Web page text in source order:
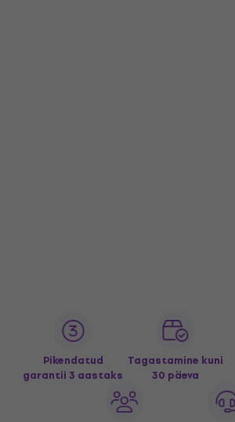
Pikendatud
garantii 3 aastaks
Tagastamine kuni
30 päeva